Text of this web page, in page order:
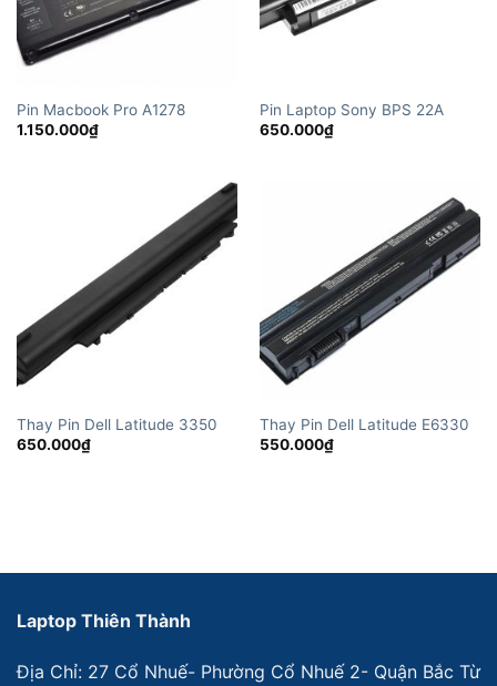
Pin Macbook Pro A1278
1.150.000₫
Pin Laptop Sony BPS 22A
650.000₫
Thay Pin Dell Latitude 3350
650.000₫
Thay Pin Dell Latitude E6330
550.000₫
Laptop Thiên Thành
Địa Chỉ: 27 Cổ Nhuế- Phường Cổ Nhuế 2- Quận Bắc Từ